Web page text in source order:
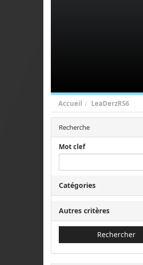
Accueil LeaDerzRS6
Recherche
Mot clef
Catégories
Autres critères
Rechercher